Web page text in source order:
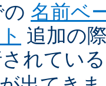
名前ベ
追加の
れてい